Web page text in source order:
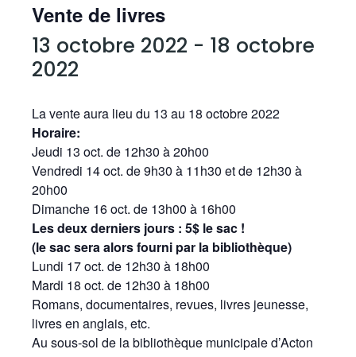
Vente de livres
13 octobre 2022 - 18 octobre
2022
La vente aura lieu du 13 au 18 octobre 2022
Horaire:
Jeudi 13 oct. de 12h30 à 20h00
Vendredi 14 oct. de 9h30 à 11h30 et de 12h30 à
20h00
Dimanche 16 oct. de 13h00 à 16h00
Les deux derniers jours : 5$ le sac !
(le sac sera alors fourni par la bibliothèque)
Lundi 17 oct. de 12h30 à 18h00
Mardi 18 oct. de 12h30 à 18h00
Romans, documentaires, revues, livres jeunesse,
livres en anglais, etc.
Au sous-sol de la bibliothèque municipale d’Acton